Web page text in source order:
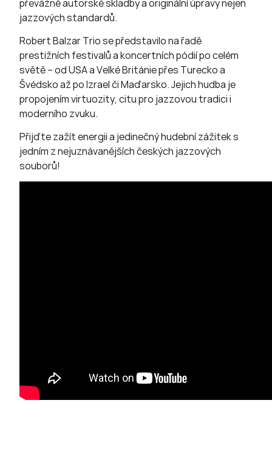
převážně autorské skladby a originální úpravy nejen
jazzových standardů.
Robert Balzar Trio se představilo na řadě
prestižních festivalů a koncertních pódií po celém
světě – od USA a Velké Británie přes Turecko a
Švédsko až po Izrael či Maďarsko. Jejich hudba je
propojením virtuozity, citu pro jazzovou tradici i
moderního zvuku.
Přijďte zažít energii a jedinečný hudební zážitek s
jedním z nejuznávanějších českých jazzových
souborů!